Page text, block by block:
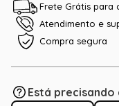
Frete Grátis para
Atendimento e
Compra segura
Está precisando